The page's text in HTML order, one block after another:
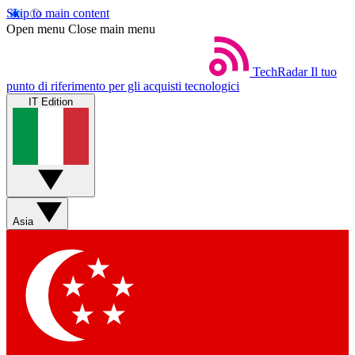
Skip to main content
Open menu Close main menu
TechRadar Il tuo
punto di riferimento per gli acquisti tecnologici
IT Edition
Asia